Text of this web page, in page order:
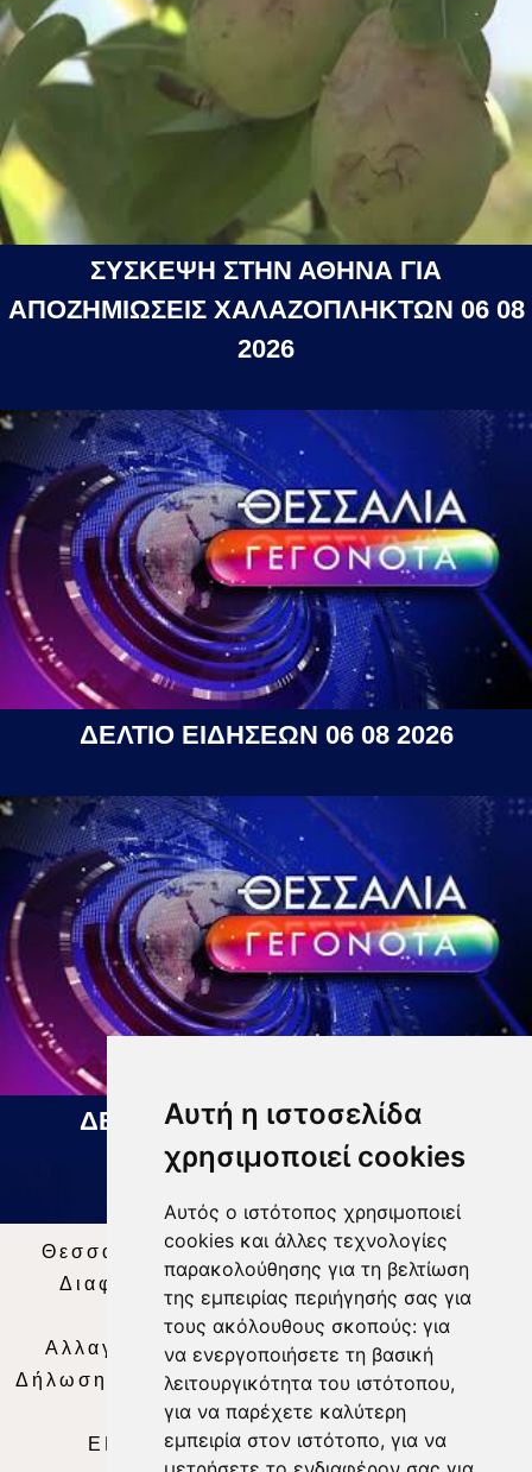
Αυτή η ιστοσελίδα
χρησιμοποιεί cookies
Αυτός ο ιστότοπος χρησιμοποιεί
cookies και άλλες τεχνολογίες
παρακολούθησης για τη βελτίωση
της εμπειρίας περιήγησής σας για
τους ακόλουθους σκοπούς: για
να ενεργοποιήσετε τη βασική
λειτουργικότητα του ιστότοπου,
για να παρέχετε καλύτερη
εμπειρία στον ιστότοπο, για να
ΣΥΣΚΕΨΗ ΣΤΗΝ ΑΘΗΝΑ ΓΙΑ
ΑΠΟΖΗΜΙΩΣΕΙΣ ΧΑΛΑΖΟΠΛΗΚΤΩΝ 06 08
2026
ΔΕΛΤΙΟ ΕΙΔΗΣΕΩΝ 06 08 2026
ΔΕΛΤΙΟ ΕΙΔΗΣΕΩΝ 07 08 2026
Θεσσαλία Τηλεόραση|SNG Services
Διαφήμιση | Όροι Χρήσης |Δήλωση
Απορρήτου |
Περιεχόμενο
Αλλαγή Προτιμήσεων για τα Cookies
Δήλωση συμμόρφωσης με τη σύσταση (ΕΕ)
2018/334|Ταυτότητα
ΕΝΗΜΕΡΩΣΗ |WEB TV| LIVE